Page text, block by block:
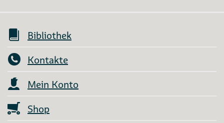
Bibliothek
Kontakte
Mein Konto
Shop